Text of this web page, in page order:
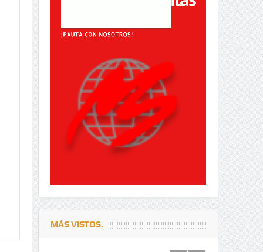
MÁS VISTOS.